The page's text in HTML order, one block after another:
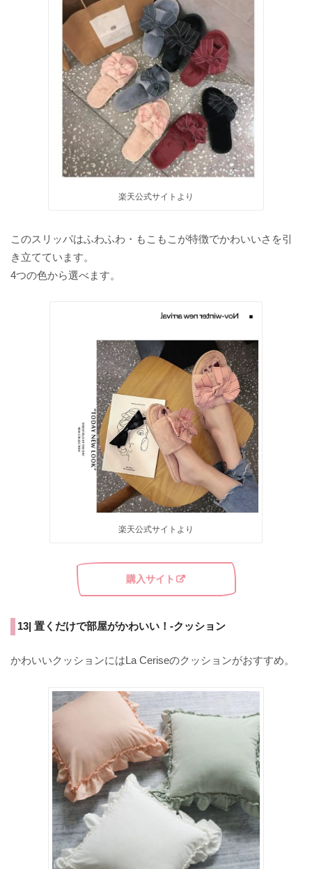
楽天公式サイトより
このスリッパはふわふわ・もこもこが特徴でかわいいさを引
き立てています。
4つの色から選べます。
楽天公式サイトより
購入サイト
13| 置くだけで部屋がかわいい！-クッション
かわいいクッションにはLa Ceriseのクッションがおすすめ。